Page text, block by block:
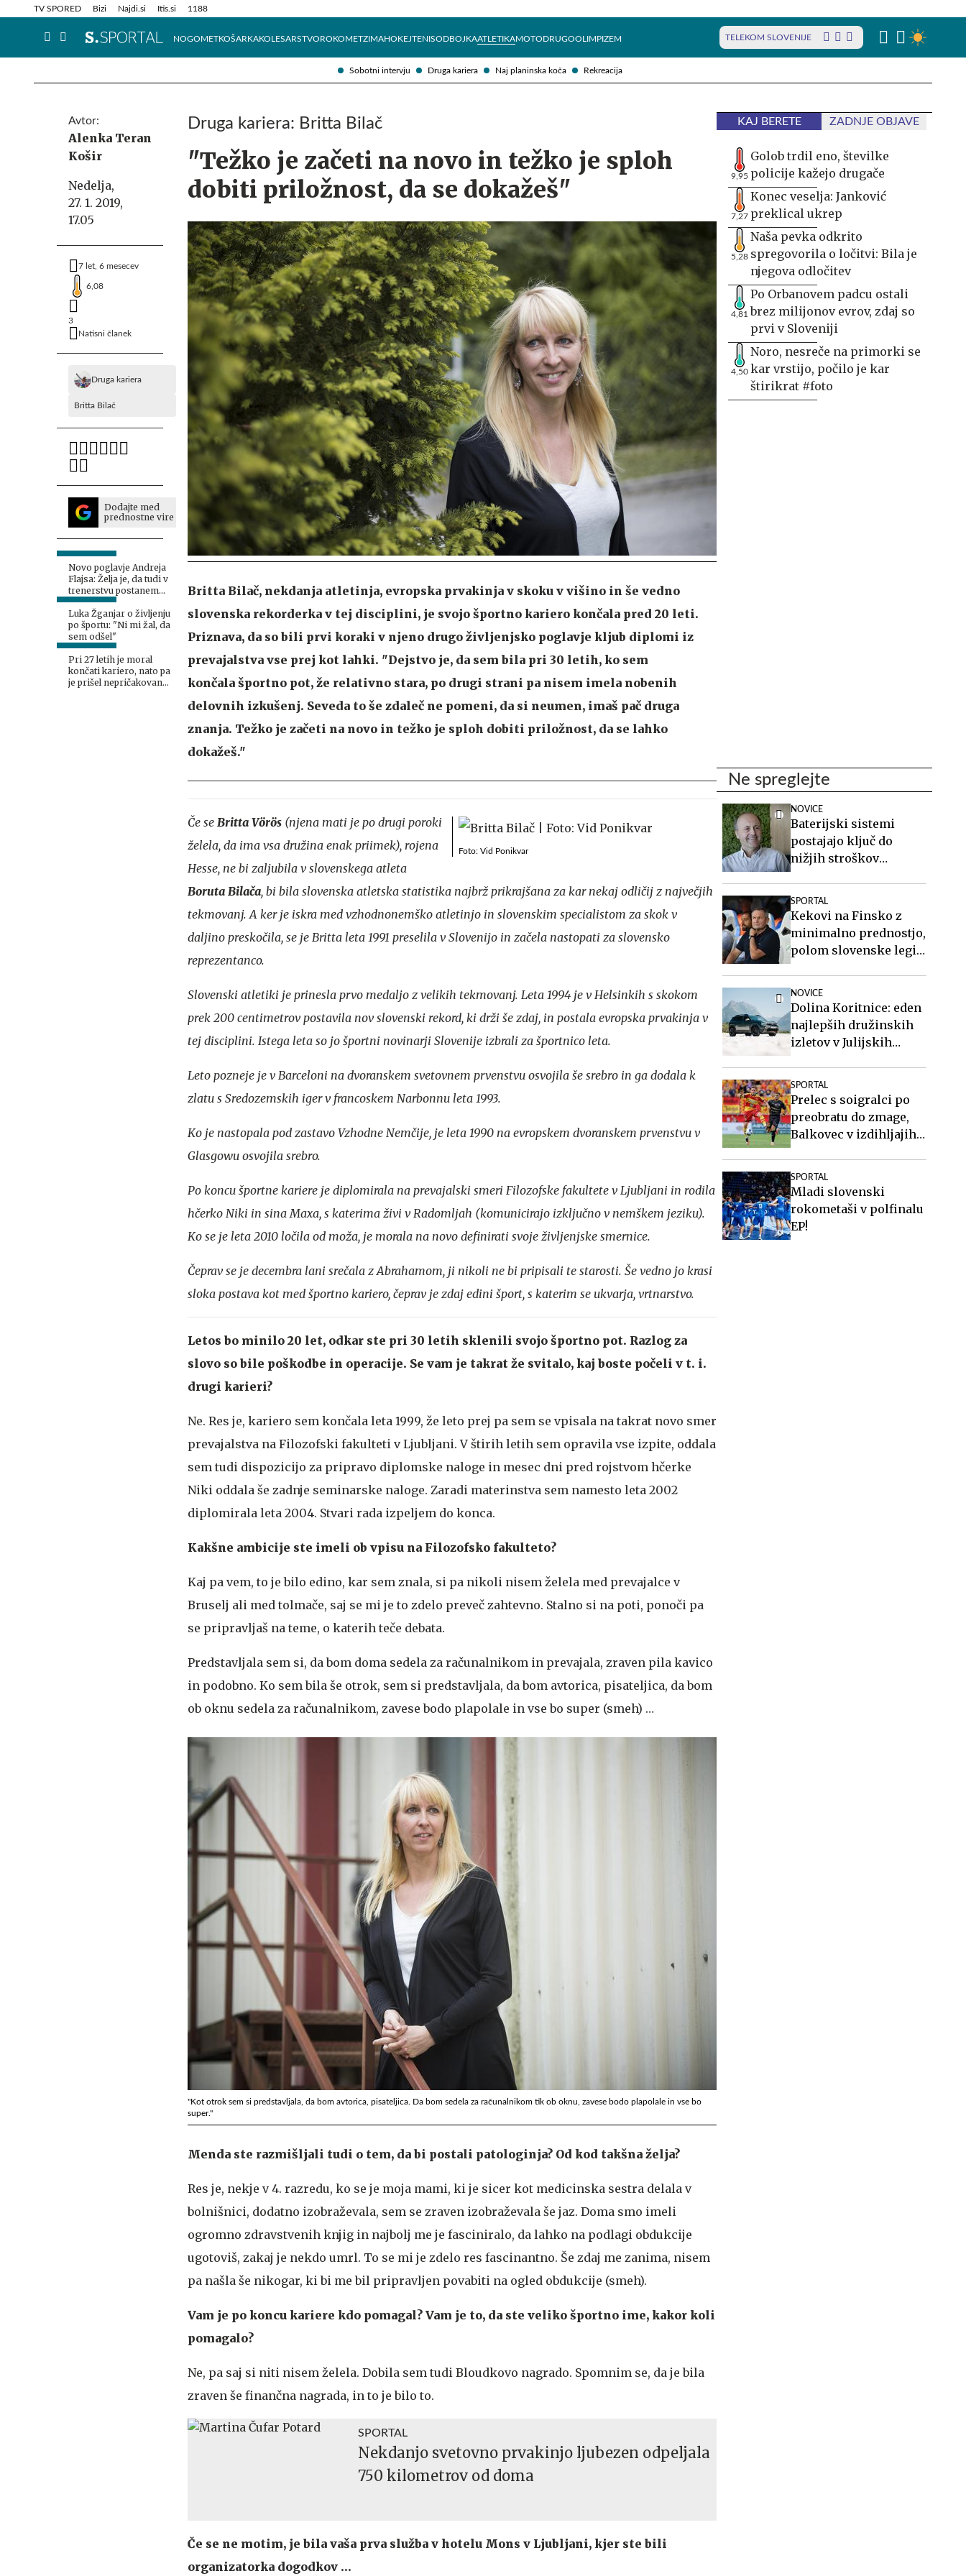
Sobotni intervju Druga kariera Naj planinska koča Rekreacija
TV SPORED Bizi Najdi.si Itis.si 1188
NOGOMETKOŠARKAKOLESARSTVOROKOMETZIMAHOKEJTENISODBOJKAATLETIKAMOTODRUGOOLIMPIZEM TELEKOM SLOVENIJE
Info in obvestila Tehnik
Avtor:
Alenka Teran
Košir
Nedelja,
27. 1. 2019,
17.05
7 let, 6 mesecev
6,08
3
Natisni članek
Druga kariera
Britta Bilač
Dodajte med
prednostne vire
Novo poglavje Andreja
Flajsa: Želja je, da tudi v
trenerstvu postanem
profesionalec
Luka Žganjar o življenju
po športu: "Ni mi žal, da
sem odšel"
Pri 27 letih je moral
končati kariero, nato pa
je prišel nepričakovani
Druga kariera: Britta Bilač
"Težko je začeti na novo in težko je sploh
dobiti priložnost, da se dokažeš"
Britta Bilač, nekdanja atletinja, evropska prvakinja v skoku v višino in še vedno
slovenska rekorderka v tej disciplini, je svojo športno kariero končala pred 20 leti.
Priznava, da so bili prvi koraki v njeno drugo življenjsko poglavje kljub diplomi iz
prevajalstva vse prej kot lahki. "Dejstvo je, da sem bila pri 30 letih, ko sem
končala športno pot, že relativno stara, po drugi strani pa nisem imela nobenih
delovnih izkušenj. Seveda to še zdaleč ne pomeni, da si neumen, imaš pač druga
znanja. Težko je začeti na novo in težko je sploh dobiti priložnost, da se lahko
dokažeš."
Foto: Vid Ponikvar
Če se Britta Vörös (njena mati je po drugi poroki
želela, da ima vsa družina enak priimek), rojena
Hesse, ne bi zaljubila v slovenskega atleta
Boruta Bilača, bi bila slovenska atletska statistika najbrž prikrajšana za kar nekaj odličij z največjih
tekmovanj. A ker je iskra med vzhodnonemško atletinjo in slovenskim specialistom za skok v
daljino preskočila, se je Britta leta 1991 preselila v Slovenijo in začela nastopati za slovensko
reprezentanco.
Slovenski atletiki je prinesla prvo medaljo z velikih tekmovanj. Leta 1994 je v Helsinkih s skokom
prek 200 centimetrov postavila nov slovenski rekord, ki drži še zdaj, in postala evropska prvakinja v
tej disciplini. Istega leta so jo športni novinarji Slovenije izbrali za športnico leta.
Leto pozneje je v Barceloni na dvoranskem svetovnem prvenstvu osvojila še srebro in ga dodala k
zlatu s Sredozemskih iger v francoskem Narbonnu leta 1993.
Ko je nastopala pod zastavo Vzhodne Nemčije, je leta 1990 na evropskem dvoranskem prvenstvu v
Glasgowu osvojila srebro.
Po koncu športne kariere je diplomirala na prevajalski smeri Filozofske fakultete v Ljubljani in rodila
hčerko Niki in sina Maxa, s katerima živi v Radomljah (komunicirajo izključno v nemškem jeziku).
Ko se je leta 2010 ločila od moža, je morala na novo definirati svoje življenjske smernice.
Čeprav se je decembra lani srečala z Abrahamom, ji nikoli ne bi pripisali te starosti. Še vedno jo krasi
sloka postava kot med športno kariero, čeprav je zdaj edini šport, s katerim se ukvarja, vrtnarstvo.
Letos bo minilo 20 let, odkar ste pri 30 letih sklenili svojo športno pot. Razlog za
slovo so bile poškodbe in operacije. Se vam je takrat že svitalo, kaj boste počeli v t. i.
drugi karieri?
Ne. Res je, kariero sem končala leta 1999, že leto prej pa sem se vpisala na takrat novo smer
prevajalstva na Filozofski fakulteti v Ljubljani. V štirih letih sem opravila vse izpite, oddala
sem tudi dispozicijo za pripravo diplomske naloge in mesec dni pred rojstvom hčerke
Niki oddala še zadnje seminarske naloge. Zaradi materinstva sem namesto leta 2002
diplomirala leta 2004. Stvari rada izpeljem do konca.
Kakšne ambicije ste imeli ob vpisu na Filozofsko fakulteto?
Kaj pa vem, to je bilo edino, kar sem znala, si pa nikoli nisem želela med prevajalce v
Bruselj ali med tolmače, saj se mi je to zdelo preveč zahtevno. Stalno si na poti, ponoči pa
se pripravljaš na teme, o katerih teče debata.
Predstavljala sem si, da bom doma sedela za računalnikom in prevajala, zraven pila kavico
in podobno. Ko sem bila še otrok, sem si predstavljala, da bom avtorica, pisateljica, da bom
ob oknu sedela za računalnikom, zavese bodo plapolale in vse bo super (smeh) …
"Kot otrok sem si predstavljala, da bom avtorica, pisateljica. Da bom sedela za računalnikom tik ob oknu, zavese bodo plapolale in vse bo
super."
Menda ste razmišljali tudi o tem, da bi postali patologinja? Od kod takšna želja?
Res je, nekje v 4. razredu, ko se je moja mami, ki je sicer kot medicinska sestra delala v
bolnišnici, dodatno izobraževala, sem se zraven izobraževala še jaz. Doma smo imeli
ogromno zdravstvenih knjig in najbolj me je fasciniralo, da lahko na podlagi obdukcije
ugotoviš, zakaj je nekdo umrl. To se mi je zdelo res fascinantno. Še zdaj me zanima, nisem
pa našla še nikogar, ki bi me bil pripravljen povabiti na ogled obdukcije (smeh).
Vam je po koncu kariere kdo pomagal? Vam je to, da ste veliko športno ime, kakor koli
pomagalo?
Ne, pa saj si niti nisem želela. Dobila sem tudi Bloudkovo nagrado. Spomnim se, da je bila
zraven še finančna nagrada, in to je bilo to.
SPORTAL
Nekdanjo svetovno prvakinjo ljubezen odpeljala
750 kilometrov od doma
Če se ne motim, je bila vaša prva služba v hotelu Mons v Ljubljani, kjer ste bili
organizatorka dogodkov …
KAJ BERETE ZADNJE OBJAVE
9,95
Golob trdil eno, številke
policije kažejo drugače
7,27
Konec veselja: Janković
preklical ukrep
5,28
Naša pevka odkrito
spregovorila o ločitvi: Bila je
njegova odločitev
4,81
Po Orbanovem padcu ostali
brez milijonov evrov, zdaj so
prvi v Sloveniji
4,50
Noro, nesreče na primorki se
kar vrstijo, počilo je kar
štirikrat #foto
Ne spreglejte
NOVICE
Baterijski sistemi
postajajo ključ do
nižjih stroškov
SPORTAL
Kekovi na Finsko z
minimalno prednostjo,
polom slovenske legije
NOVICE
Dolina Koritnice: eden
najlepših družinskih
izletov v Julijskih
SPORTAL
Prelec s soigralci po
preobratu do zmage,
Balkovec v izdihljajih
SPORTAL
Mladi slovenski
rokometaši v polfinalu
EP!